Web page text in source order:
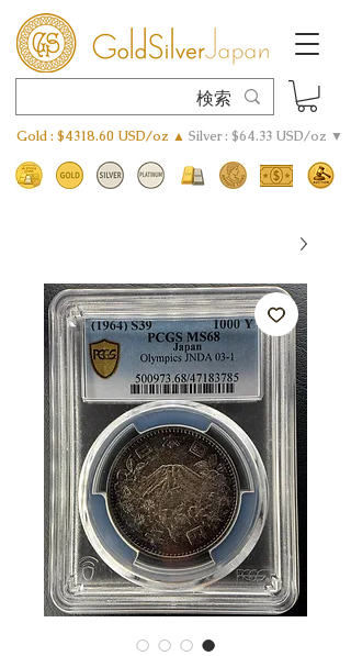
Gold : $4318.60 USD/oz ▲ Silver : $64.33 USD/oz ▼